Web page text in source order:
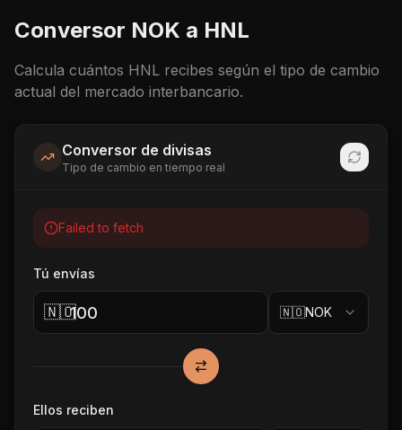
Conversor NOK a HNL
Calcula cuántos HNL recibes según el tipo de cambio
actual del mercado interbancario.
Conversor de divisas
Tipo de cambio en tiempo real
Failed to fetch
Tú envías
🇳🇴 🇳🇴NOK
Ellos reciben